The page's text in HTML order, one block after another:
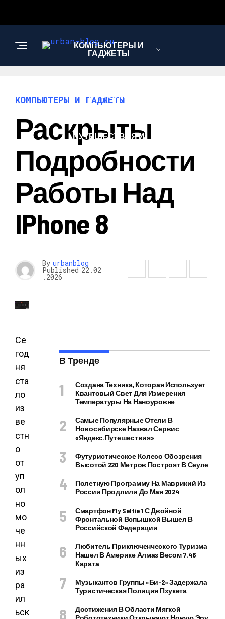
КОМПЬЮТЕРЫ И
ГАДЖЕТЫ
НОВОСТИ
ПУТЕШЕСТВИЯ И
КОМПЬЮТЕРЫ И ГАДЖЕТЫ
Раскрыты
Подробности
Работы Над
IPhone 8
By urbanblog
Published 22.02
.2026
Се
год
ня
ста
ло
из
ве
стн
о
от
уп
ол
но
мо
че
нн
ых
из
ра
ил
ьск
В Тренде
Создана Техника, Которая Использует
Квантовый Свет Для Измерения
Температуры На Наноуровне
Самые Популярные Отели В
Новосибирске Назвал Сервис
«Яндекс.Путешествия»
Футуристическое Колесо Обозрения
Высотой 220 Метров Построят В Сеуле
Полетную Программу На Маврикий Из
России Продлили До Мая 2024
Смартфон Fly Selfie 1 С Двойной
Фронтальной Вспышкой Вышел В
Российской Федерации
Любитель Приключенческого Туризма
Нашел В Америке Алмаз Весом 7.46
Карата
Музыкантов Группы «Би-2» Задержала
Туристическая Полиция Пхукета
Достижения В Области Мягкой